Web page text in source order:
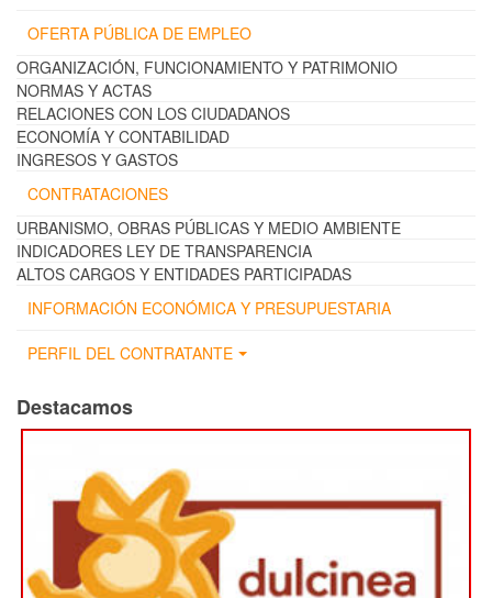
OFERTA PÚBLICA DE EMPLEO
ORGANIZACIÓN, FUNCIONAMIENTO Y PATRIMONIO
NORMAS Y ACTAS
RELACIONES CON LOS CIUDADANOS
ECONOMÍA Y CONTABILIDAD
INGRESOS Y GASTOS
CONTRATACIONES
URBANISMO, OBRAS PÚBLICAS Y MEDIO AMBIENTE
INDICADORES LEY DE TRANSPARENCIA
ALTOS CARGOS Y ENTIDADES PARTICIPADAS
INFORMACIÓN ECONÓMICA Y PRESUPUESTARIA
PERFIL DEL CONTRATANTE
Destacamos